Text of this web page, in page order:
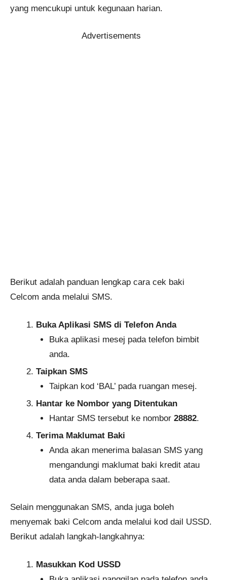
yang mencukupi untuk kegunaan harian.
Advertisements
Berikut adalah panduan lengkap cara cek baki
Celcom anda melalui SMS.
Buka Aplikasi SMS di Telefon Anda
Buka aplikasi mesej pada telefon bimbit
anda.
Taipkan SMS
Taipkan kod ‘BAL’ pada ruangan mesej.
Hantar ke Nombor yang Ditentukan
Hantar SMS tersebut ke nombor 28882.
Terima Maklumat Baki
Anda akan menerima balasan SMS yang
mengandungi maklumat baki kredit atau
data anda dalam beberapa saat.
Selain menggunakan SMS, anda juga boleh
menyemak baki Celcom anda melalui kod dail USSD.
Berikut adalah langkah-langkahnya:
Masukkan Kod USSD